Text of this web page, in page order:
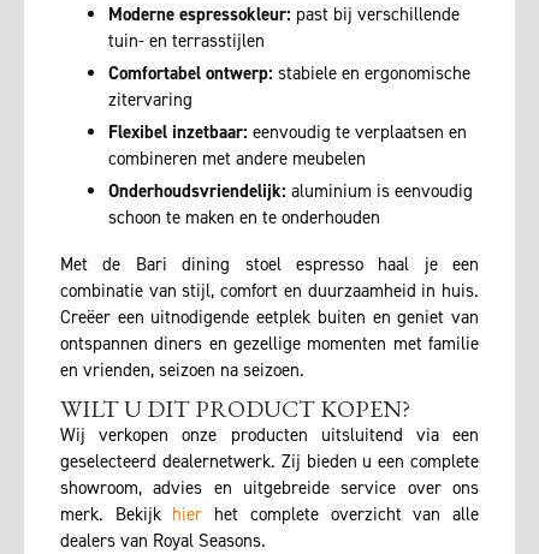
Moderne espressokleur: past bij verschillende
tuin- en terrasstijlen
Comfortabel ontwerp: stabiele en ergonomische
zitervaring
Flexibel inzetbaar: eenvoudig te verplaatsen en
combineren met andere meubelen
Onderhoudsvriendelijk: aluminium is eenvoudig
schoon te maken en te onderhouden
Met de Bari dining stoel espresso haal je een
combinatie van stijl, comfort en duurzaamheid in huis.
Creëer een uitnodigende eetplek buiten en geniet van
ontspannen diners en gezellige momenten met familie
en vrienden, seizoen na seizoen.
WILT U DIT PRODUCT KOPEN?
Wij verkopen onze producten uitsluitend via een
geselecteerd dealernetwerk. Zij bieden u een complete
showroom, advies en uitgebreide service over ons
merk. Bekijk hier het complete overzicht van alle
dealers van Royal Seasons.